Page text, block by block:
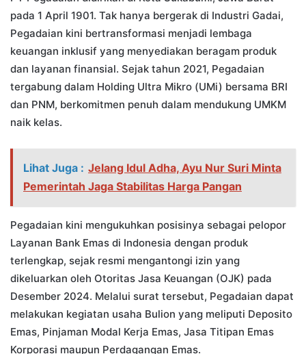
pada 1 April 1901. Tak hanya bergerak di Industri Gadai,
Pegadaian kini bertransformasi menjadi lembaga
keuangan inklusif yang menyediakan beragam produk
dan layanan finansial. Sejak tahun 2021, Pegadaian
tergabung dalam Holding Ultra Mikro (UMi) bersama BRI
dan PNM, berkomitmen penuh dalam mendukung UMKM
naik kelas.
Lihat Juga : Jelang Idul Adha, Ayu Nur Suri Minta
Pemerintah Jaga Stabilitas Harga Pangan
Pegadaian kini mengukuhkan posisinya sebagai pelopor
Layanan Bank Emas di Indonesia dengan produk
terlengkap, sejak resmi mengantongi izin yang
dikeluarkan oleh Otoritas Jasa Keuangan (OJK) pada
Desember 2024. Melalui surat tersebut, Pegadaian dapat
melakukan kegiatan usaha Bulion yang meliputi Deposito
Emas, Pinjaman Modal Kerja Emas, Jasa Titipan Emas
Korporasi maupun Perdagangan Emas.